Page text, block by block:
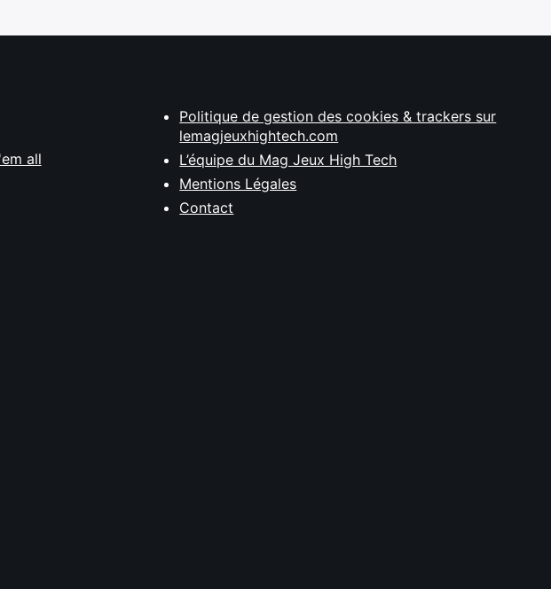
all
Politique de gestion des cookies & trackers sur
lemagjeuxhightech.com
L’équipe du Mag Jeux High Tech
Mentions Légales
Contact